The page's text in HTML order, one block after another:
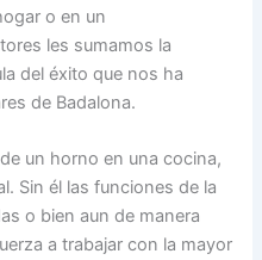
o en un
les sumamos la
del éxito que nos ha
de Badalona.
un horno en una cocina,
Sin él las funciones de la
o bien aun de manera
a trabajar con la mayor